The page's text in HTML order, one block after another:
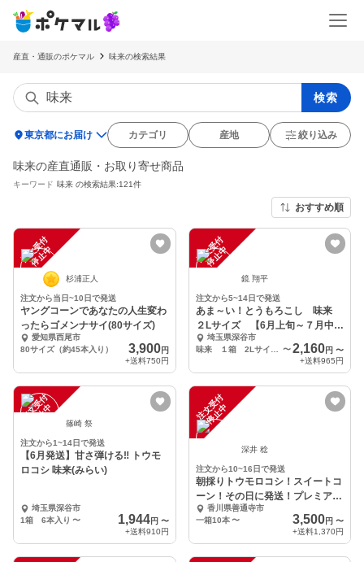
産直・通販のポケマル 味来の検索結果
検索
location_on東京都にお届け カテゴリ 産地 絞り込み
味来の産直通販・お取り寄せ商品
キーワード 味来 の検索結果:121件
おすすめ順
注
文
受
付
停
止
中
杉浦正人
注文から当日~10日で発送
ヤングコーンであなたの人生変わ
ったらゴメンナサイ(80サイズ)
愛知県西尾市
80サイズ（約45本入り）
3,900円
+送料750円
注
文
受
付
停
止
中
鏡 翔平
注文から5~14日で発送
あま～い！とうもろこし 味来
２Lサイズ 【6月上旬～７月中
旬】鏡農園
埼玉県深谷市
〜2,160円 〜
+送料965円
注
文
受
付
停
止
中 篠崎 祭
注文から1~14日で発送
【6月発送】甘さ弾ける‼️ トウモ
ロコシ 味来(みらい)
埼玉県深谷市
1箱 6本入り 〜 1,944円 〜
+送料910円
注
文
受
付
停
止
中
深井 稔
注文から10~16日で発送
朝採りトウモロコシ！スイートコ
ーン！その日に発送！プレミアム
味来（ミライ）
香川県善通寺市
一箱10本 〜 3,500円 〜
+送料1,370円